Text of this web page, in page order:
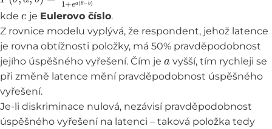
kde je Eulerovo číslo.
Z rovnice modelu vyplývá, že respondent, jehož latence
je rovna obtížnosti položky, má 50% pravděpodobnost
jejího úspěšného vyřešení. Čím je
a
vyšší, tím rychleji se
při změně latence mění pravděpodobnost úspěšného
vyřešení.
Je-li diskriminace nulová, nezávisí pravděpodobnost
úspěšného vyřešení na latenci – taková položka tedy